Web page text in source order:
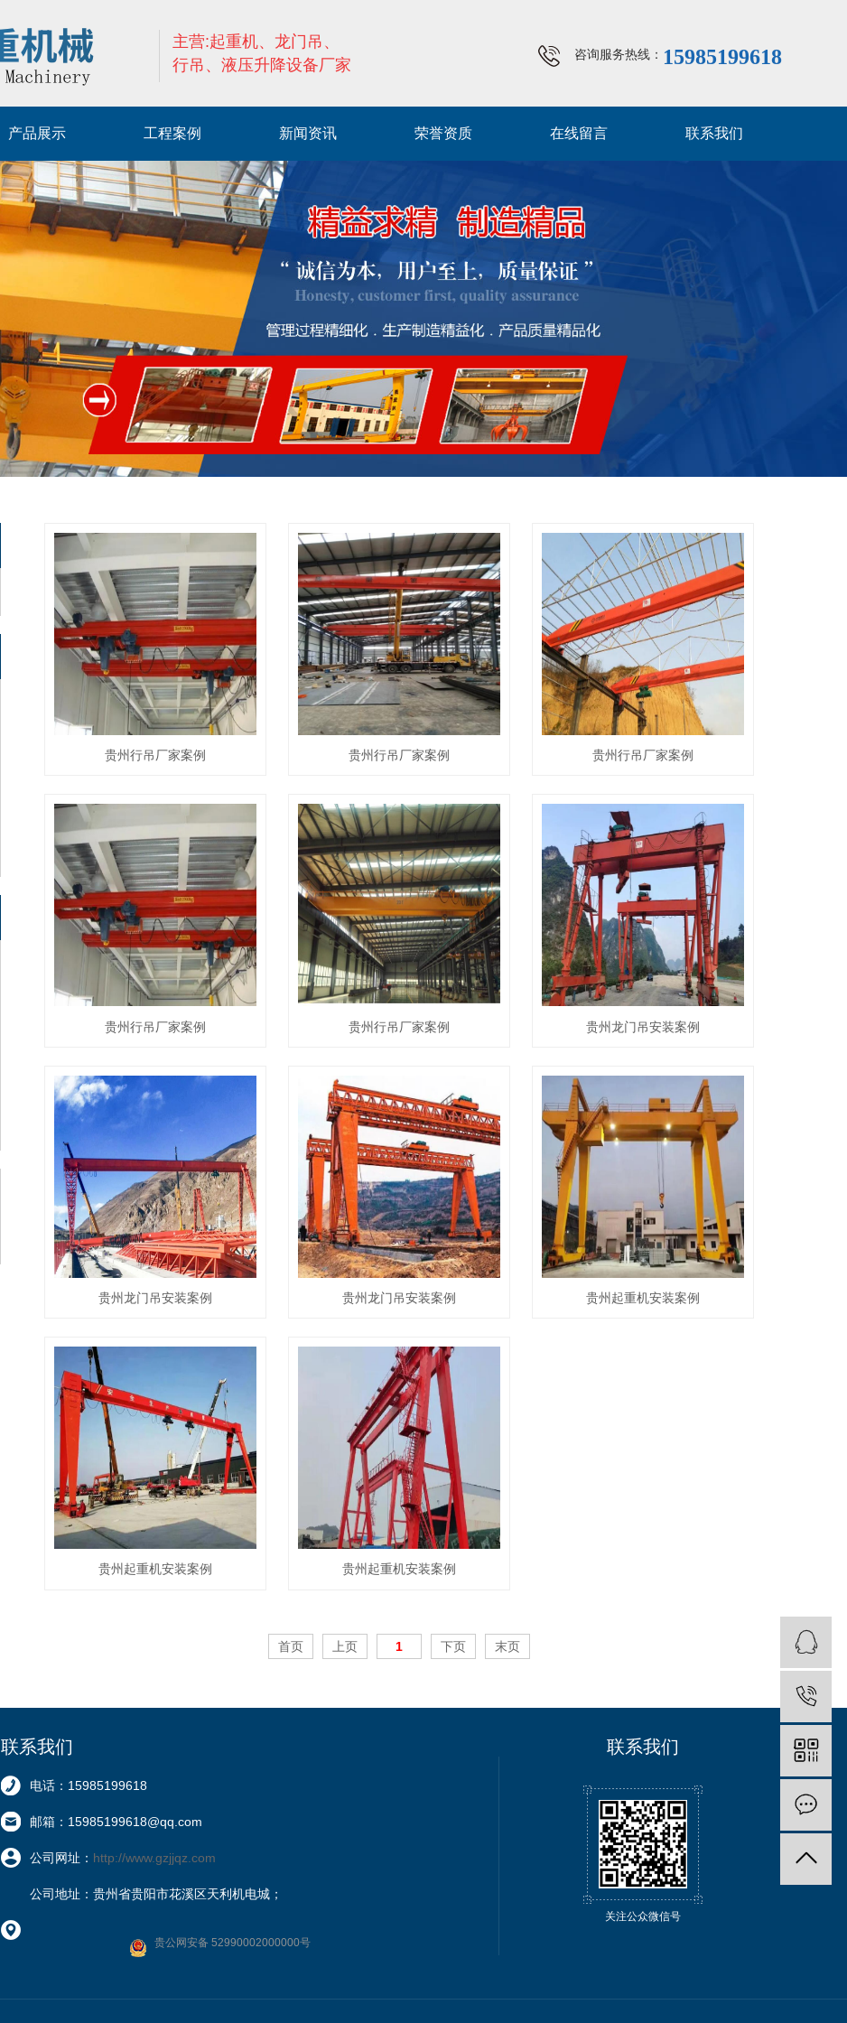
主营:起重机、龙门吊、
行吊、液压升降设备厂家
咨询服务热线： 15985199618
产品展示 工程案例 新闻资讯 荣誉资质 在线留言 联系我们
贵州行吊厂家案例 贵州行吊厂家案例 贵州行吊厂家案例
贵州行吊厂家案例 贵州行吊厂家案例 贵州龙门吊安装案例
贵州龙门吊安装案例 贵州龙门吊安装案例 贵州起重机安装案例
贵州起重机安装案例 贵州起重机安装案例
首页 上页 1 下页 末页
联系我们
电话：15985199618
邮箱：15985199618@qq.com
公司网址： http://www.gzjjqz.com
公司地址：贵州省贵阳市花溪区天利机电城；
贵公网安备 52990002000000号
联系我们
关注公众微信号